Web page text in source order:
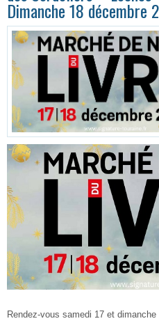
Dimanche 18 décembre
Rendez-vous samedi 17 et